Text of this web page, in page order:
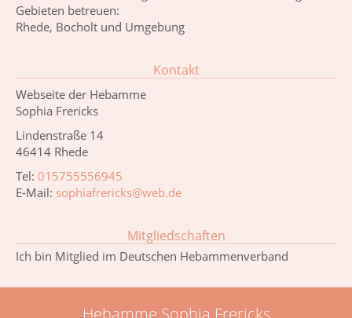
Gebieten betreuen:
Rhede, Bocholt und Umgebung
Kontakt
Webseite der Hebamme
Sophia Frericks
Lindenstraße 14
46414 Rhede
Tel: 015755556945
E-Mail: sophiafrericks@web.de
Mitgliedschaften
Ich bin Mitglied im Deutschen Hebammenverband
Hebamme Sophia Frericks